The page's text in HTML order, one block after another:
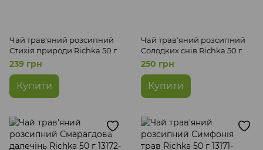
Чай трав'яний розсипний
Стихія природи Richka 50 г
239 грн
Купити
Чай трав'яний розсипний
Солодких снів Richka 50 г
250 грн
Купити